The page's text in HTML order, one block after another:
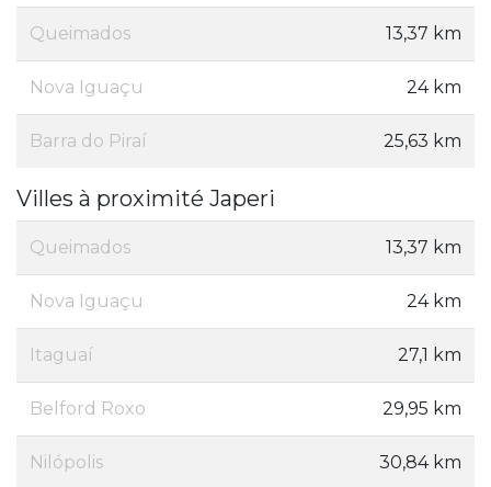
Queimados 13,37 km
Nova Iguaçu 24 km
Barra do Piraí 25,63 km
Villes à proximité Japeri
Queimados 13,37 km
Nova Iguaçu 24 km
Itaguaí 27,1 km
Belford Roxo 29,95 km
Nilópolis 30,84 km